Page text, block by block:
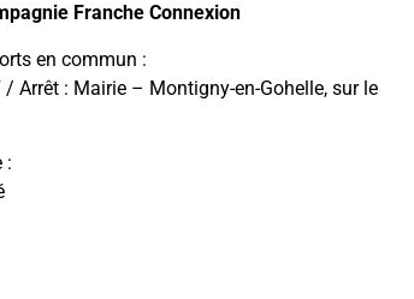
Franche Connexion
en commun :
Arrêt : Mairie – Montigny-en-Gohelle, sur le
: